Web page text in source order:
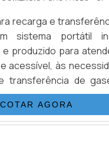
recarga e
sistema portátil
e produzido para
acessível, às
transferência de
quais as
de N2 em
COTAR AGORA